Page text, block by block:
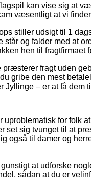
kan vise sig at
væsentligt at vi
stiller udsigt til 1
står og falder med at
hen til fragtfirmaet
fragt uden
gribe den mest
– er at få dem
uproblematisk for folk
set sig tvunget til at
også til damer og
at udforske
sådan at du er